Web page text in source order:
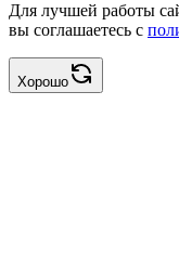
Для лучшей работы
вы соглашаетесь с
Хорошо